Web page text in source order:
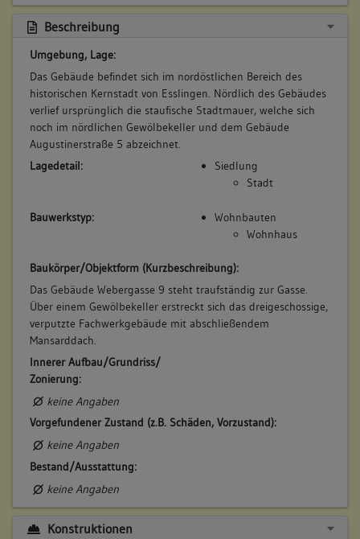
Beschreibung
Umgebung, Lage:
Das Gebäude befindet sich im nordöstlichen Bereich des
historischen Kernstadt von Esslingen. Nördlich des Gebäudes
verlief ursprünglich die staufische Stadtmauer, welche sich
noch im nördlichen Gewölbekeller und dem Gebäude
Augustinerstraße 5 abzeichnet.
Lagedetail:
Siedlung
Stadt
Bauwerkstyp:
Wohnbauten
Wohnhaus
Baukörper/Objektform (Kurzbeschreibung):
Das Gebäude Webergasse 9 steht traufständig zur Gasse.
Über einem Gewölbekeller erstreckt sich das dreigeschossige,
verputzte Fachwerkgebäude mit abschließendem
Mansarddach.
Innerer Aufbau/Grundriss/
Zonierung:
keine Angaben
Vorgefundener Zustand (z.B. Schäden, Vorzustand):
keine Angaben
Bestand/Ausstattung:
keine Angaben
Konstruktionen